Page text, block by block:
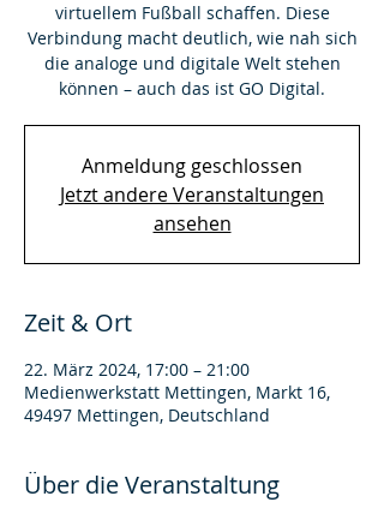
virtuellem Fußball schaffen. Diese
Verbindung macht deutlich, wie nah sich
die analoge und digitale Welt stehen
können – auch das ist GO Digital.
Anmeldung geschlossen
Jetzt andere Veranstaltungen
ansehen
Zeit & Ort
22. März 2024, 17:00 – 21:00
Medienwerkstatt Mettingen, Markt 16,
49497 Mettingen, Deutschland
Über die Veranstaltung